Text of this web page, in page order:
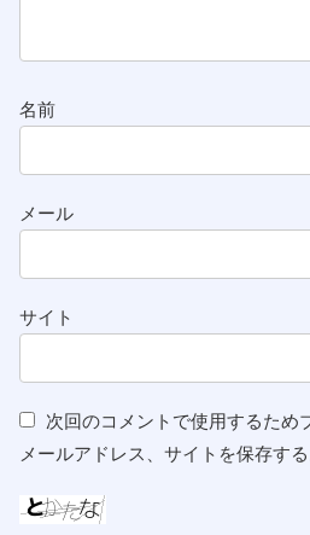
名前
メール
サイト
次回のコメントで使用するため
メールアドレス、サイトを保存する